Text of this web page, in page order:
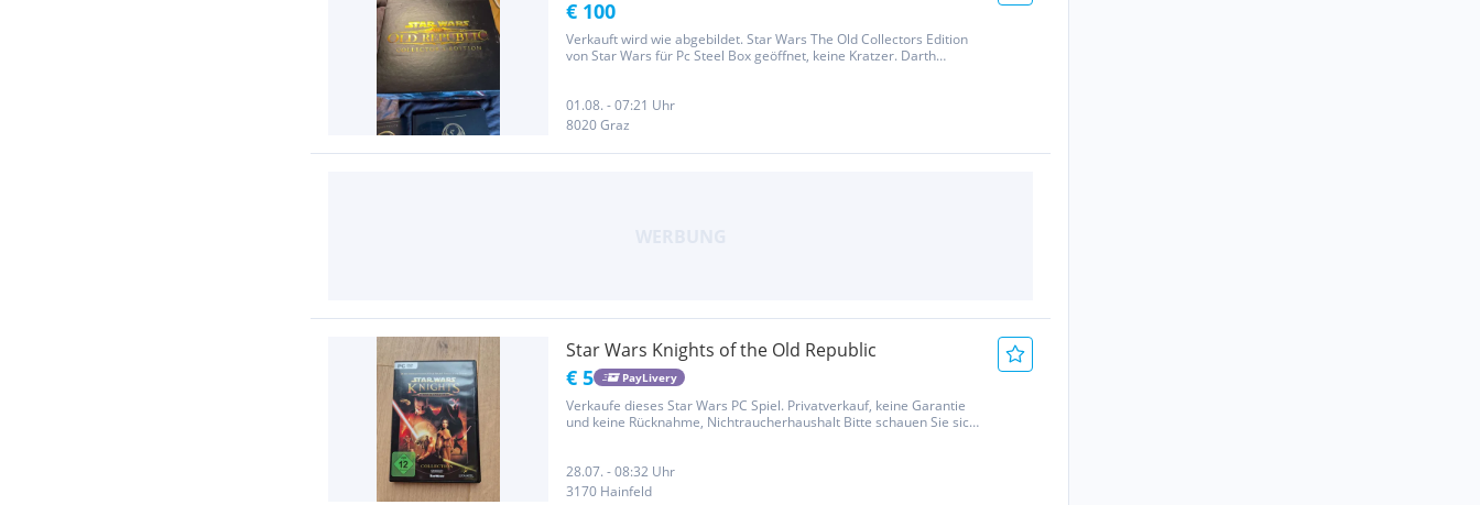
€ 100
Verkauft wird wie abgebildet. Star Wars The Old Collectors Edition
von Star Wars für Pc Steel Box geöffnet, keine Kratzer. Darth
01.08. - 07:21 Uhr
8020 Graz
Star Wars Knights of the Old Republic
€ 5 PayLivery
Verkaufe dieses Star Wars PC Spiel. Privatverkauf, keine Garantie
und keine Rücknahme, Nichtraucherhaushalt Bitte schauen Sie sich
28.07. - 08:32 Uhr
3170 Hainfeld